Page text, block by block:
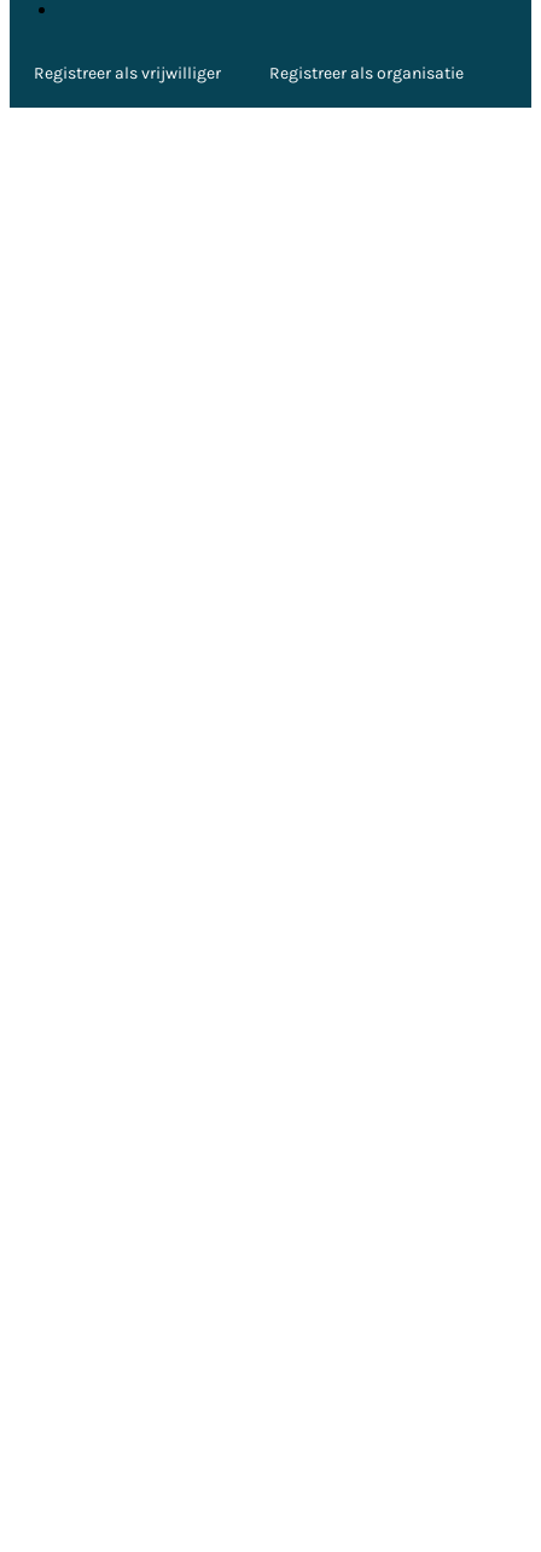
Registreer als vrijwilliger Registreer als organisatie